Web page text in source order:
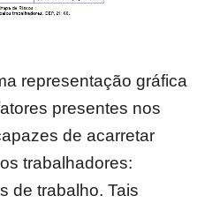
representação gráfica
presentes nos
de acarretar
trabalhadores:
de trabalho. Tais